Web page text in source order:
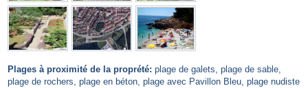
Plages à proximité de la proprété: plage de galets, plage de sable,
plage de rochers, plage en béton, plage avec Pavillon Bleu, plage nudiste